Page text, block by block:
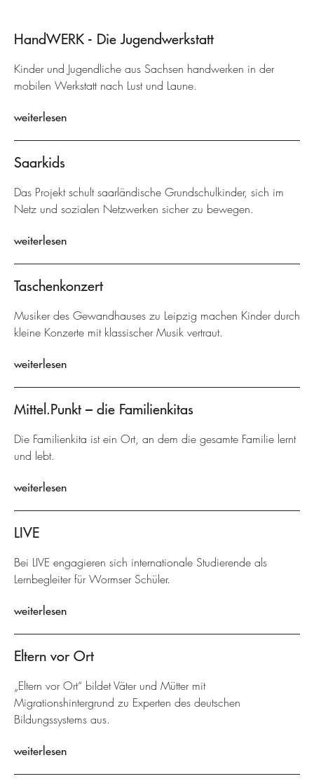
HandWERK - Die Jugendwerkstatt
Kinder und Jugendliche aus Sachsen handwerken in der
mobilen Werkstatt nach Lust und Laune.
weiterlesen
Saarkids
Das Projekt schult saarländische Grundschulkinder, sich im
Netz und sozialen Netzwerken sicher zu bewegen.
weiterlesen
Taschenkonzert
Musiker des Gewandhauses zu Leipzig machen Kinder durch
kleine Konzerte mit klassischer Musik vertraut.
weiterlesen
Mittel.Punkt – die Familienkitas
Die Familienkita ist ein Ort, an dem die gesamte Familie lernt
und lebt.
weiterlesen
LIVE
Bei LIVE engagieren sich internationale Studierende als
Lernbegleiter für Wormser Schüler.
weiterlesen
Eltern vor Ort
„Eltern vor Ort“ bildet Väter und Mütter mit
Migrationshintergrund zu Experten des deutschen
Bildungssystems aus.
weiterlesen